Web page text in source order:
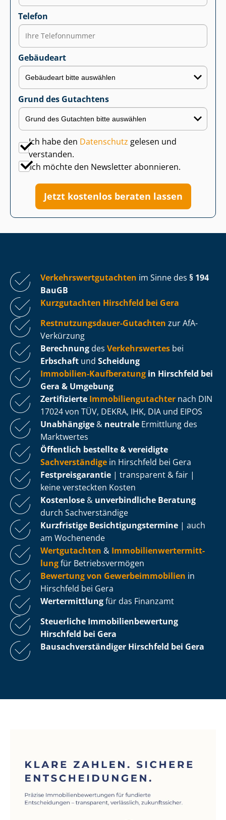
Telefon
Gebäudeart
Grund des Gutachtens
Ich habe den Datenschutz gelesen und
verstanden.
Ich möchte den Newsletter abonnieren.
Jetzt kostenlos beraten lassen
Ver­kehrs­wert­gut­ach­ten im Sinne des § 194
BauGB
Kurzgutachten Hirschfeld bei Gera
Rest­nut­zungs­dau­er-Gutachten zur AfA-
Verkürzung
Berechnung des Verkehrswertes bei
Erbschaft und Scheidung
Immobilien-Kaufberatung in Hirschfeld bei
Gera & Umgebung
Zertifizierte Im­mo­bi­li­en­gut­ach­ter nach DIN
17024 von TÜV, DEKRA, IHK, DIA und EIPOS
Unabhängige & neutrale Ermittlung des
Marktwertes
Öffentlich bestellte & vereidigte
Sachverständige in Hirschfeld bei Gera
Fest­preis­ga­ran­tie | transparent & fair |
keine versteckten Kosten
Kostenlose & unverbindliche Beratung
durch Sachverständige
Kurzfristige Be­sich­ti­gungs­ter­mi­ne | auch
am Wochenende
Wertgutachten & Im­mo­bi­li­en­wert­ermitt­
lungfür Be­triebs­ver­mö­gen
Bewertung von Ge­wer­be­im­mo­bi­li­en in
Hirschfeld bei Gera
Wertermittlungfür das Finanzamt
Steuerliche Im­mo­bi­li­en­be­wer­tung
Hirschfeld bei Gera
Bau­sach­ver­stän­di­ger Hirschfeld bei Gera